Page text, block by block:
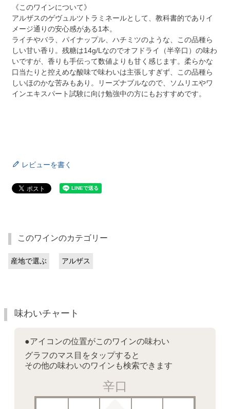
《このワインについて》
アルザスのゲヴュルツトラミネールとして、教科書的でありイ
メージ通りの安心感がある1本。
ライチやバラ、パイナップル、ハチミツのような、この品種ら
しい甘い香り。残糖は14g/Lなのでオフドライ（半辛口）の味わ
いですが、香りも手伝って数値よりも甘く感じます。柔らかな
口当たりと控えめな酸味で味わいは主張しすぎず、この品種ら
しいほのかな苦みもあり。リーズナブルなので、ソムリエやワ
インエキスパート試験に向け勉強中の方にもおすすめです。
レビューを書く
このワインのカテゴリー
産地で選ぶ アルザス
味わいチャート
●アイコンの位置がこのワインの味わい
グラフのマス目をタップすると
その他の味わいのワインも検索できます
辛口